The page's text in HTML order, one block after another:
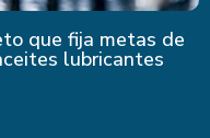
que fija metas de
lubricantes